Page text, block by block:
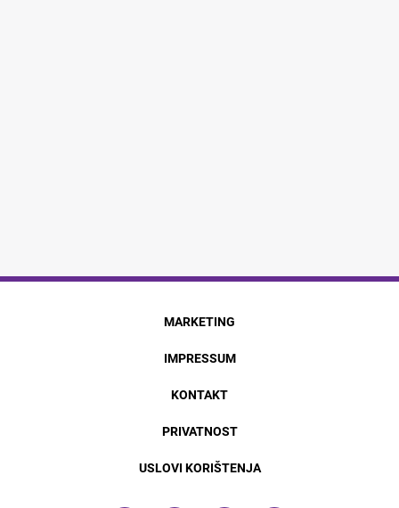
MARKETING
IMPRESSUM
KONTAKT
PRIVATNOST
USLOVI KORIŠTENJA